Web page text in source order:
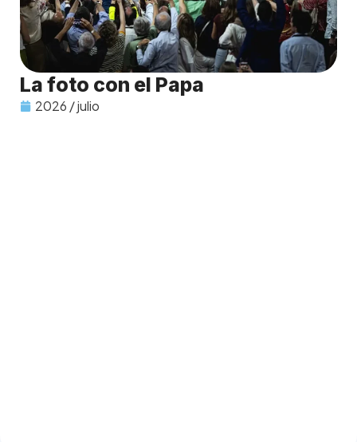
La foto con el Papa
2026 / julio